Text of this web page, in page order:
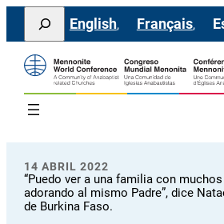
Saltar
contenido
Search
English Français
14 ABRIL 2022
“Puedo ver a una familia con
adorando al mismo Padre”, dice
de Burkina Faso.